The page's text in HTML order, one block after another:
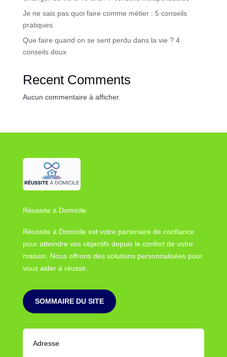
Je ne sais pas quoi faire comme métier : 5 conseils
pratiques
Que faire quand on se sent perdu dans la vie ? 4
conseils doux
Recent Comments
Aucun commentaire à afficher.
Réussite à Domicile
Réussite à Domicile est votre partenaire de confiance
pour atteindre vos objectifs depuis le confort de votre
maison. Nous offrons des solutions personnalisées pour
vous aider à réussir.
SOMMAIRE DU SITE
Adresse